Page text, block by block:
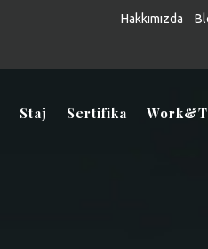
Hakkımızda
Staj Sertifika